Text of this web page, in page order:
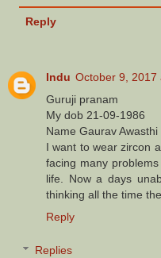
Reply
Indu October 9, 2017
Guruji pranam
My dob 21-09-1986
Name Gaurav Awasthi
I want to wear zircon
facing many
life. Now a days
thinking all the time
Reply
Replies